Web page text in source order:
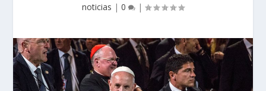
noticias | 0 |